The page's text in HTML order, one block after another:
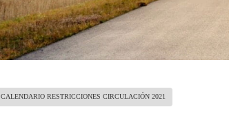
CALENDARIO RESTRICCIONES CIRCULACIÓN 2021